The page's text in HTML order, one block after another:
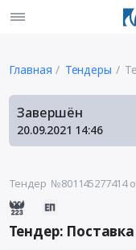
Главная Тендеры
Завершён
20.09.2021 14:46
Тендер №801145277414
Тендер: